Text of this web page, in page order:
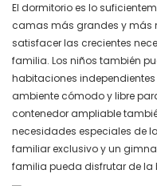
El dormitorio es lo
camas más grandes y más
satisfacer las crecientes
familia. Los niños también
habitaciones
ambiente cómodo y libre
contenedor ampliable
necesidades especiales de
familiar exclusivo y un
familia pueda disfrutar de la